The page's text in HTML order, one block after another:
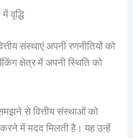
वृद्धि
संस्थाएं अपनी रणनीतियों को
क्षेत्र में अपनी स्थिति को
से वित्तीय संस्थाओं को
में मदद मिलती है। यह उन्हें